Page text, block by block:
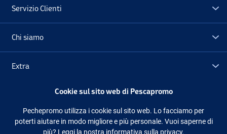
Servizio Clienti
Chi siamo
Extra
Seguici Facebook Instagram
Cookie sul sito web di Pescapromo
Pechepromo utilizza i cookie sul sito web. Lo facciamo per
poterti aiutare in modo migliore e più personale. Vuoi saperne di
più? Leggi la nostra informativa sulla privacy.